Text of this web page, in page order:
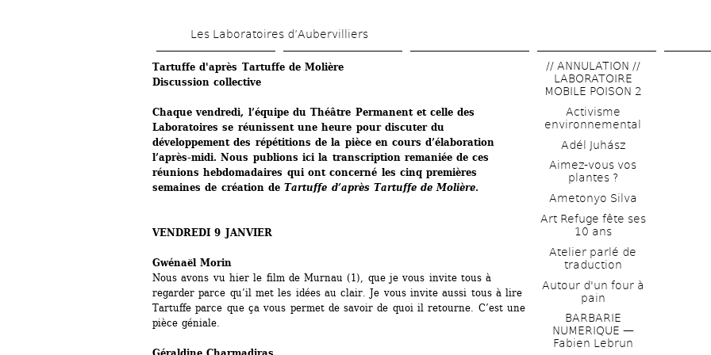
contenu
Les Laboratoires d’Aubervilliers
Tartuffe d'après Tartuffe de Molière
Discussion collective
Chaque vendredi, l’équipe du Théâtre Permanent et celle des
Laboratoires se réunissent une heure pour discuter du
développement des répétitions de la pièce en cours d’élaboration
l’après-midi. Nous publions ici la transcription remaniée de ces
réunions hebdomadaires qui ont concerné les cinq premières
semaines de création deTartuffe d’après Tartuffe de Molière.
VENDREDI 9 JANVIER
Gwénaël Morin
Nous avons vu hier le film de Murnau (1), que je vous invite tous à
regarder parce qu’il met les idées au clair. Je vous invite aussi tous à lire
Tartuffe parce que ça vous permet de savoir de quoi il retourne. C’est une
pièce géniale.
// ANNULATION //
LABORATOIRE
MOBILE POISON 2
Activisme
environnemental
Adél Juhász
Aimez-vous vos
plantes ?
Ametonyo Silva
Art Refuge fête ses
10 ans
Atelier parlé de
traduction
Autour d'un four à
pain
BARBARIE
NUMERIQUE —
Fabien Lebrun